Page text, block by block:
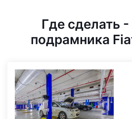
Где сделать
подрамника